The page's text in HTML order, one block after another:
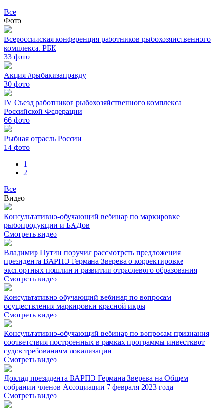
Все
Фото
Всероссийская конференция работников рыбохозяйственного
комплекса. РБК
33 фото
Акция #рыбакизаправду
30 фото
IV Съезд работников рыбохозяйственного комплекса
Российской Федерации
66 фото
Рыбная отрасль России
14 фото
1
2
Все
Видео
Консультативно-обучающий вебинар по маркировке
рыбопродукции и БАДов
Смотреть видео
Владимир Путин поручил рассмотреть предложения
президента ВАРПЭ Германа Зверева о корректировке
экспортных пошлин и развитии отраслевого образования
Смотреть видео
Консультативно обучающий вебинар по вопросам
осуществления маркировки красной икры
Смотреть видео
Консультативно-обучающий вебинар по вопросам признания
соответствия построенных в рамках программы инвестквот
судов требованиям локализации
Смотреть видео
Доклад президента ВАРПЭ Германа Зверева на Общем
собрании членов Ассоциации 7 февраля 2023 года
Смотреть видео